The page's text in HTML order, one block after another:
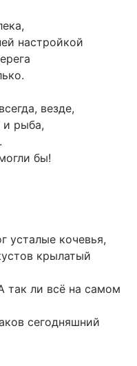
настройкой
везде,
и рыба,
бы!
усталые кочевья,
крылатый
так ли всё на самом
сегодняшний